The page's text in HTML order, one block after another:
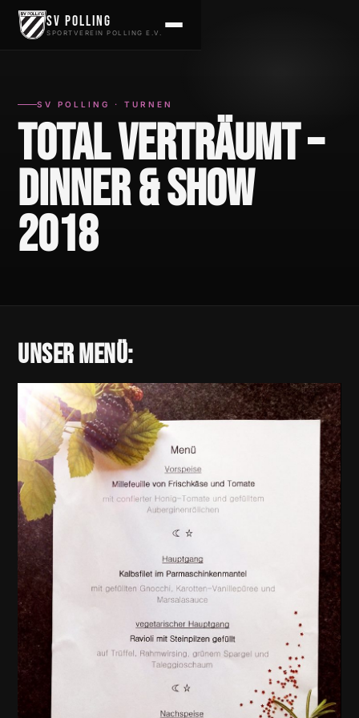
Zum Inhalt springen
SV Polling
SPORTVEREIN POLLING E.V.
SV POLLING · TURNEN
Total Verträumt –
Dinner & Show
2018
Unser Menü: